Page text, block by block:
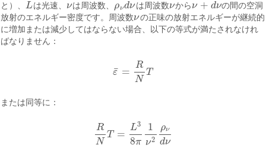
と）、L
L は光速、 ν
ν は周波数、 ρνdν
ρνdν は周波数ν
ν からν + dν
ν+dν
の間の空洞
放射のエネルギー密度です。周波数ν
ν の正味の放射エネルギーが継続的
に増加または減少してはならない場合、以下の等式が満たされなけれ
ばなりません：
ε
¯ =
R
N
T
¯= RNT
または同等に：
R
N
T =
L3
8π
1
ν2
ρν
dν
RNT=L3 8π1 ν2ρ νdν